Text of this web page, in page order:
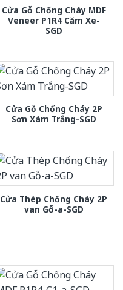
Cửa Gỗ Chống Cháy MDF
Veneer P1R4 Căm Xe-
SGD
Cửa Gỗ Chống Cháy 2P
Sơn Xám Trắng-SGD
Cửa Thép Chống Cháy 2P
van Gỗ-a-SGD